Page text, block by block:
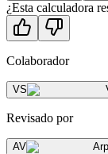
¿Esta calculadora
Colaborador
VS
Revisado por
AV